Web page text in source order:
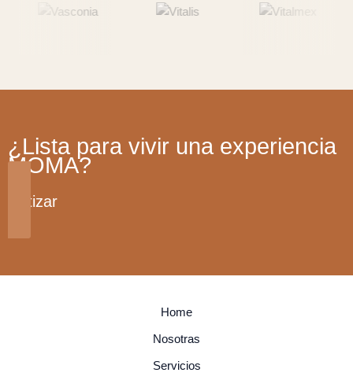
¿Lista para vivir una experiencia
MOMA?
Cotizar
Home
Nosotras
Servicios